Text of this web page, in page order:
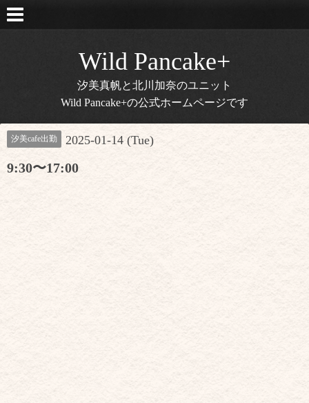
Wild Pancake+
汐美真帆と北川加奈のユニット
Wild Pancake+の公式ホームページです
汐美cafe出勤 2025-01-14 (Tue)
9:30〜17:00